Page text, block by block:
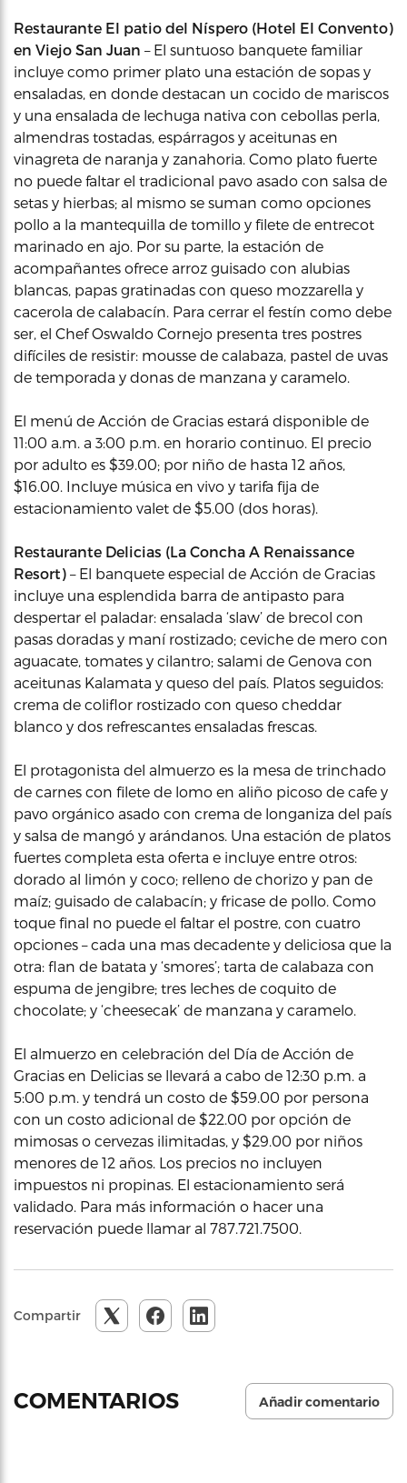
Restaurante El patio del Níspero (Hotel El Convento)
en Viejo San Juan – El suntuoso banquete familiar
incluye como primer plato una estación de sopas y
ensaladas, en donde destacan un cocido de mariscos
y una ensalada de lechuga nativa con cebollas perla,
almendras tostadas, espárragos y aceitunas en
vinagreta de naranja y zanahoria. Como plato fuerte
no puede faltar el tradicional pavo asado con salsa de
setas y hierbas; al mismo se suman como opciones
pollo a la mantequilla de tomillo y filete de entrecot
marinado en ajo. Por su parte, la estación de
acompañantes ofrece arroz guisado con alubias
blancas, papas gratinadas con queso mozzarella y
cacerola de calabacín. Para cerrar el festín como debe
ser, el Chef Oswaldo Cornejo presenta tres postres
difíciles de resistir: mousse de calabaza, pastel de uvas
de temporada y donas de manzana y caramelo.
El menú de Acción de Gracias estará disponible de
11:00 a.m. a 3:00 p.m. en horario continuo. El precio
por adulto es $39.00; por niño de hasta 12 años,
$16.00. Incluye música en vivo y tarifa fija de
estacionamiento valet de $5.00 (dos horas).
Restaurante Delicias (La Concha A Renaissance
Resort) – El banquete especial de Acción de Gracias
incluye una esplendida barra de antipasto para
despertar el paladar: ensalada ‘slaw’ de brecol con
pasas doradas y maní rostizado; ceviche de mero con
aguacate, tomates y cilantro; salami de Genova con
aceitunas Kalamata y queso del país. Platos seguidos:
crema de coliflor rostizado con queso cheddar
blanco y dos refrescantes ensaladas frescas.
El protagonista del almuerzo es la mesa de trinchado
de carnes con filete de lomo en aliño picoso de cafe y
pavo orgánico asado con crema de longaniza del país
y salsa de mangó y arándanos. Una estación de platos
fuertes completa esta oferta e incluye entre otros:
dorado al limón y coco; relleno de chorizo y pan de
maíz; guisado de calabacín; y fricase de pollo. Como
toque final no puede el faltar el postre, con cuatro
opciones – cada una mas decadente y deliciosa que la
otra: flan de batata y ‘smores’; tarta de calabaza con
espuma de jengibre; tres leches de coquito de
chocolate; y ‘cheesecak’ de manzana y caramelo.
El almuerzo en celebración del Día de Acción de
Gracias en Delicias se llevará a cabo de 12:30 p.m. a
5:00 p.m. y tendrá un costo de $59.00 por persona
con un costo adicional de $22.00 por opción de
mimosas o cervezas ilimitadas, y $29.00 por niños
menores de 12 años. Los precios no incluyen
impuestos ni propinas. El estacionamiento será
validado. Para más información o hacer una
reservación puede llamar al 787.721.7500.
Compartir
COMENTARIOS Añadir comentario